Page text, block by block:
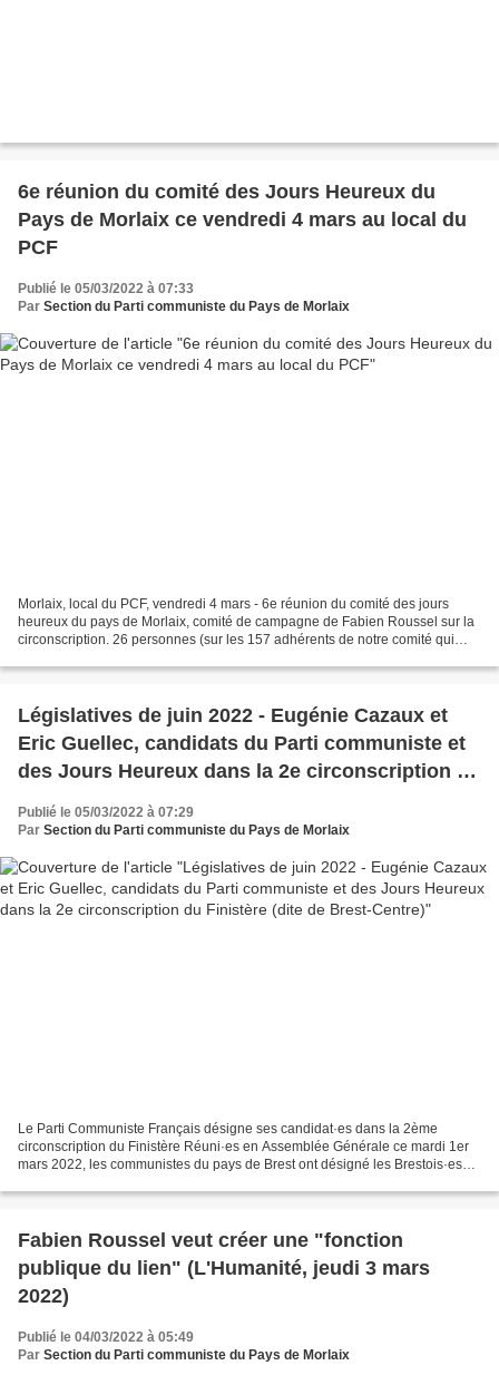
6e réunion du comité des Jours Heureux du
Pays de Morlaix ce vendredi 4 mars au local du
PCF
Publié le 05/03/2022 à 07:33
Par Section du Parti communiste du Pays de Morlaix
Morlaix, local du PCF, vendredi 4 mars - 6e réunion du comité des jours
heureux du pays de Morlaix, comité de campagne de Fabien Roussel sur la
circonscription. 26 personnes (sur les 157 adhérents de notre comité qui
Législatives de juin 2022 - Eugénie Cazaux et
Eric Guellec, candidats du Parti communiste et
des Jours Heureux dans la 2e circonscription du
Finistère (dite de Brest-Centre)
Publié le 05/03/2022 à 07:29
Par Section du Parti communiste du Pays de Morlaix
Le Parti Communiste Français désigne ses candidat·es dans la 2ème
circonscription du Finistère Réuni·es en Assemblée Générale ce mardi 1er
mars 2022, les communistes du pays de Brest ont désigné les Brestois·es
Fabien Roussel veut créer une "fonction
publique du lien" (L'Humanité, jeudi 3 mars
2022)
Publié le 04/03/2022 à 05:49
Par Section du Parti communiste du Pays de Morlaix